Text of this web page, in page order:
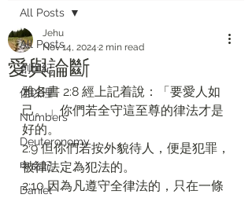
All Posts
創世紀
但以理
Numbers
Deuteronomy‬
申命記
Daniel
All Posts
愛與論斷
Jehu
Nov 14, 2024 2 min read
雅各書 2:8 經上記着說：「要愛人如
己。」你們若全守這至尊的律法才是
好的。
2:9 但你們若按外貌待人，便是犯罪，
被律法定為犯法的。
2:10 因為凡遵守全律法的，只在一條